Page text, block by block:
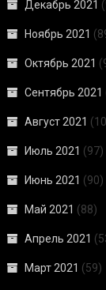
Декабрь 2021
Ноябрь 2021
Октябрь 2021
Сентябрь 2021
Август 2021
Июль 2021 (97)
Июнь 2021 (90)
Май 2021 (88)
Апрель 2021
Март 2021 (59)